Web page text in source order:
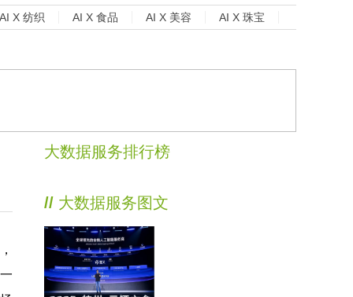
AI X 纺织
AI X 食品 AI X 美容 AI X 珠宝
大数据服务排行榜
// 大数据服务图文